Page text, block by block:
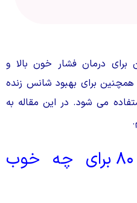
یا سووالتان برای درمان فشار خون بالا و
برای بهبود شانس زنده
می شود. در این مقاله به
قرص والسارتان ۸۰ برای چه خوب